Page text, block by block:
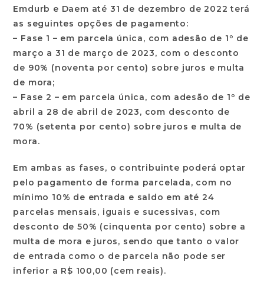
Emdurb e Daem até 31 de dezembro de 2022 terá
as seguintes opções de pagamento:
– Fase 1 – em parcela única, com adesão de 1º de
março a 31 de março de 2023, com o desconto
de 90% (noventa por cento) sobre juros e multa
de mora;
– Fase 2 – em parcela única, com adesão de 1º de
abril a 28 de abril de 2023, com desconto de
70% (setenta por cento) sobre juros e multa de
mora.
Em ambas as fases, o contribuinte poderá optar
pelo pagamento de forma parcelada, com no
mínimo 10% de entrada e saldo em até 24
parcelas mensais, iguais e sucessivas, com
desconto de 50% (cinquenta por cento) sobre a
multa de mora e juros, sendo que tanto o valor
de entrada como o de parcela não pode ser
inferior a R$ 100,00 (cem reais).